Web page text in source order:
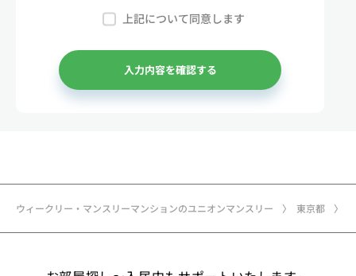
ウィークリー・マンスリーマンションのユニオンマンスリー 東京都
業からの電話・メール等のお問合せや公開情報（登
記簿謄本、電話帳、インターネット掲載情報等）な
どから適法かつ公正な手段により個人情報を取得い
たします。
3.弊社が保有する個人情報 （1）マンスリー物件
メールアドレス、アカウントのIDおよびパスワー
等 ③決済に関する情報 クレジットカードに関す
上記について同意します
入力内容を確認する